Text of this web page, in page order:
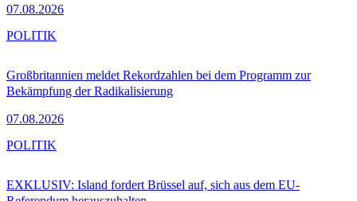
07.08.2026
Großbritannien meldet Rekordzahlen bei dem Programm zur
Bekämpfung der Radikalisierung
07.08.2026
POLITIK
EXKLUSIV: Island fordert Brüssel auf, sich aus dem EU-
POLITIK